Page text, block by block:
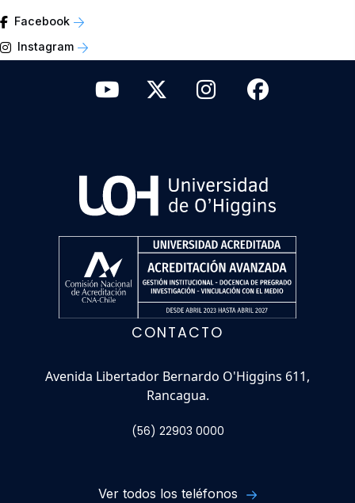
Facebook
Instagram
CONTACTO
Avenida Libertador Bernardo O'Higgins 611,
Rancagua.
(56) 22903 0000
Ver todos los teléfonos